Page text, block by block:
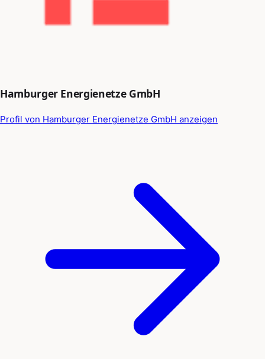
Hamburger Energienetze GmbH
Profil von Hamburger Energienetze GmbH anzeigen